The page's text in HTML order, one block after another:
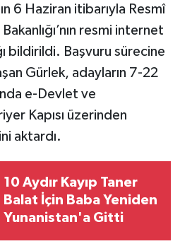
6 Haziran itibarıyla Resmî
resmi internet
bildirildi. Başvuru sürecine
Gürlek, adayların 7-22
e-Devlet ve
Kapısı üzerinden
aktardı.
10 Aydır Kayıp Taner
Balat İçin Baba Yeniden
Yunanistan'a Gitti